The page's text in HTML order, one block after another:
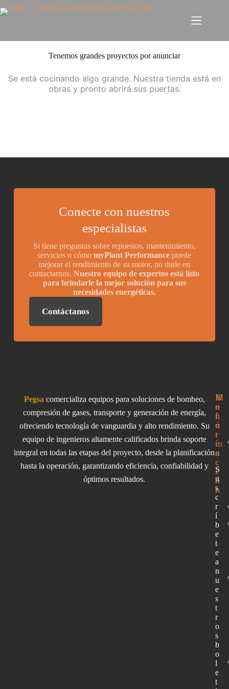
Tenemos grandes proyectos por anunciar
Se está cocinando algo grande. Nuestra tienda está en
obras y pronto abrirá sus puertas.
Conecte con nuestros
especialistas
Si tiene preguntas sobre repuestos, mantenimiento,
servicios o cómomyPlant Performance puede
mejorar el rendimiento de su motor, no dude en
contactarnos.Nuestro equipo de expertos está listo
para brindarle la mejor solución para sus
necesidades energéticas.
Contáctanos
Pegsa comercializa equipos para soluciones de bombeo,
compresión de gases, transporte y generación de energía,
ofreciendo tecnología de vanguardia y alto rendimiento. Su
equipo de ingenieros altamente calificados brinda soporte
integral en todas las etapas del proyecto, desde la planificación
hasta la operación, garantizando eficiencia, confiabilidad y
óptimos resultados.
I
n
f
o
r
m
a
c
i
ó
n
M
e
n
ú
B
o
l
e
t
í
n
S
u
s
c
r
í
b
e
t
e
a
n
u
e
s
t
r
o
s
b
o
l
e
t